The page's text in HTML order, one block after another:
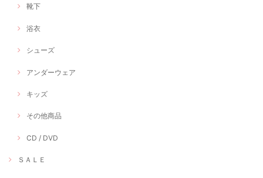
靴下
浴衣
シューズ
アンダーウェア
キッズ
その他商品
CD / DVD
ＳＡＬＥ